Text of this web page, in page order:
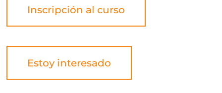
Inscripción al curso
Estoy interesado